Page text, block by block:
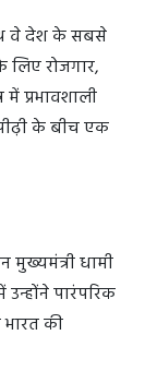
वे देश के सबसे
रोजगार,
प्रभावशाली
के बीच एक
मुख्यमंत्री धामी
पारंपरिक
की